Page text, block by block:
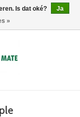
0 Artikelen - €0,00
Is dat oké?
Ja
»